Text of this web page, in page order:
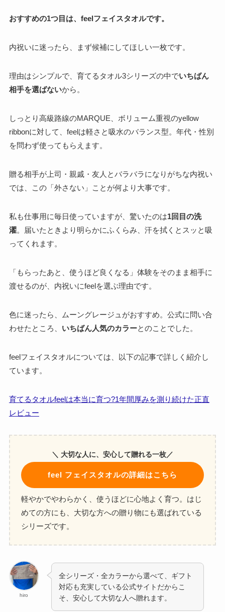
おすすめの1つ目は、feelフェイスタオルです。
内祝いに迷ったら、まず候補にしてほしい一枚です。
理由はシンプルで、育てるタオル3シリーズの中でいちばん
相手を選ばないから。
しっとり高級路線のMARQUE、ボリューム重視のyellow
ribbonに対して、feelは軽さと吸水のバランス型。年代・性別
を問わず使ってもらえます。
贈る相手が上司・親戚・友人とバラバラになりがちな内祝い
では、この「外さない」ことが何より大事です。
私も仕事用に毎日使っていますが、驚いたのは1回目の洗
濯。届いたときより明らかにふくらみ、汗を拭くとスッと吸
ってくれます。
「もらったあと、使うほど良くなる」体験をそのまま相手に
渡せるのが、内祝いにfeelを選ぶ理由です。
色に迷ったら、ムーングレージュがおすすめ。公式に問い合
わせたところ、 いちばん人気のカラーとのことでした。
feelフェイスタオルについては、以下の記事で詳しく紹介し
ています。
育てるタオルfeelは本当に育つ?1年間厚みを測り続けた正直
レビュー
＼ 大切な人に、安心して贈れる一枚／
feel フェイスタオルの詳細はこちら
軽やかでやわらかく、使うほどに心地よく育つ。はじ
めての方にも、大切な方への贈り物にも選ばれている
シリーズです。
hiro
全シリーズ・全カラーから選べて、ギフト
対応も充実している公式サイトだからこ
そ、安心して大切な人へ贈れます。